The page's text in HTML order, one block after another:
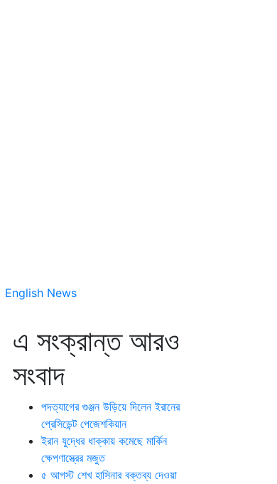
English News
এ সংক্রান্ত আরও
সংবাদ
পদত্যাগের গুঞ্জন উড়িয়ে দিলেন ইরানের
প্রেসিডেন্ট পেজেশকিয়ান
ইরান যুদ্ধের ধাক্কায় কমেছে মার্কিন
ক্ষেপণাস্ত্রের মজুত
৫ আগস্ট শেখ হাসিনার বক্তব্য দেওয়া